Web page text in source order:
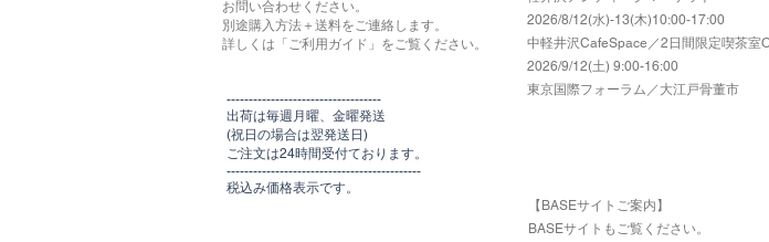
お問い合わせください。
別途購入方法＋送料をご連絡します。
​​詳しくは「ご利用ガイド」をご覧ください。
​-----------------------------------
出荷は毎週月曜、金曜発送
(祝日の場合は翌発送日)
ご注文は24時間受付ております​。
-------------------------------​-------​------
​税込み価格表示です。
2026/8/12(水)-13(木)10:00-17:00
中軽井沢CafeSpace／2日間限定喫茶室
2026/9/12(土) 9:00-16:00
東京国際フォーラム／大江戸骨董市
【BASEサイトご案内】
​BASEサイトもご覧ください。